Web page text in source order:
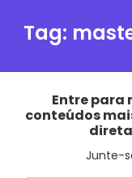
Tag:
Entre para
conteúdos
Junte-